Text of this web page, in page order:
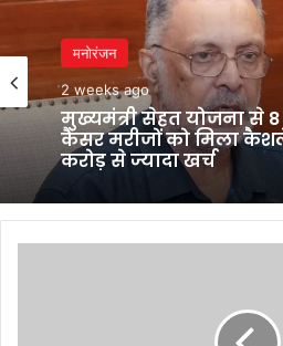
मनोरंजन
2 weeks ago
मुख्यमंत्री सेहत योजना से
कैंसर मरीजों को मिला
करोड़ से ज्यादा खर्च